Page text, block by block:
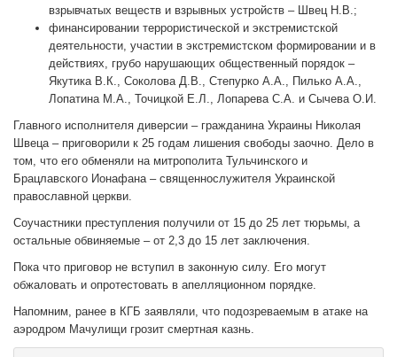
взрывчатых веществ и взрывных устройств – Швец Н.В.;
финансировании террористической и экстремистской
деятельности, участии в экстремистском формировании и в
действиях, грубо нарушающих общественный порядок –
Якутика В.К., Соколова Д.В., Степурко А.А., Пилько А.А.,
Лопатина М.А., Точицкой Е.Л., Лопарева С.А. и Сычева О.И.
Главного исполнителя диверсии – гражданина Украины Николая
Швеца – приговорили к 25 годам лишения свободы заочно. Дело в
том, что его обменяли на митрополита Тульчинского и
Брацлавского Ионафана – священнослужителя Украинской
православной церкви.
Соучастники преступления получили от 15 до 25 лет тюрьмы, а
остальные обвиняемые – от 2,3 до 15 лет заключения.
Пока что приговор не вступил в законную силу. Его могут
обжаловать и опротестовать в апелляционном порядке.
Напомним, ранее в КГБ заявляли, что подозреваемым в атаке на
аэродром Мачулищи грозит смертная казнь.